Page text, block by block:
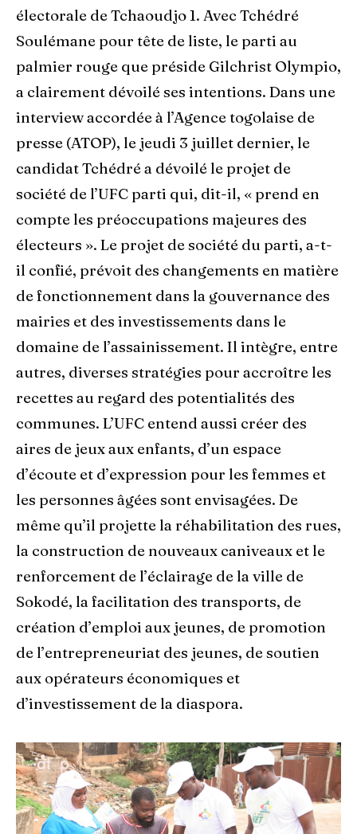
électorale de Tchaoudjo 1. Avec Tchédré
Soulémane pour tête de liste, le parti au
palmier rouge que préside Gilchrist Olympio,
a clairement dévoilé ses intentions. Dans une
interview accordée à l’Agence togolaise de
presse (ATOP), le jeudi 3 juillet dernier, le
candidat Tchédré a dévoilé le projet de
société de l’UFC parti qui, dit-il, « prend en
compte les préoccupations majeures des
électeurs ». Le projet de société du parti, a-t-
il confié, prévoit des changements en matière
de fonctionnement dans la gouvernance des
mairies et des investissements dans le
domaine de l’assainissement. Il intègre, entre
autres, diverses stratégies pour accroître les
recettes au regard des potentialités des
communes. L’UFC entend aussi créer des
aires de jeux aux enfants, d’un espace
d’écoute et d’expression pour les femmes et
les personnes âgées sont envisagées. De
même qu’il projette la réhabilitation des rues,
la construction de nouveaux caniveaux et le
renforcement de l’éclairage de la ville de
Sokodé, la facilitation des transports, de
création d’emploi aux jeunes, de promotion
de l’entrepreneuriat des jeunes, de soutien
aux opérateurs économiques et
d’investissement de la diaspora.